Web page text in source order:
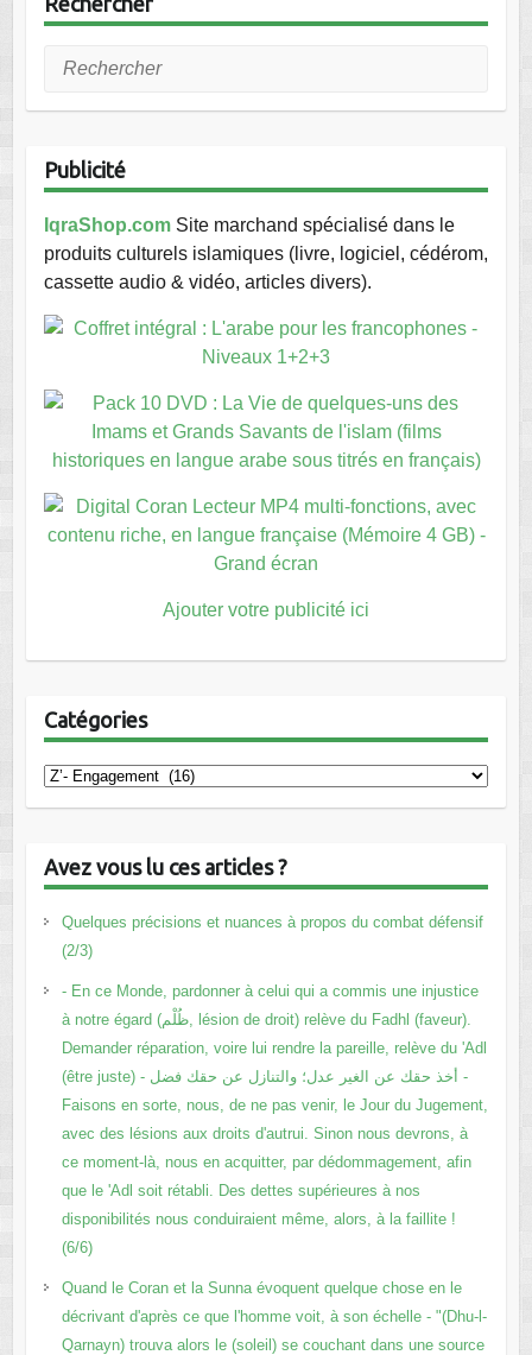
Rechercher
Publicité
IqraShop.comSite marchand spécialisé dans le
produits culturels islamiques (livre, logiciel, cédérom,
cassette audio & vidéo, articles divers).
Ajouter votre publicité ici
Catégories
Catégories
Avez vous lu ces articles ?
Quelques précisions et nuances à propos du combat défensif
(2/3)
- En ce Monde, pardonner à celui qui a commis une injustice
à notre égard (ظُلْم, lésion de droit) relève du Fadhl (faveur).
Demander réparation, voire lui rendre la pareille, relève du 'Adl
(être juste) - أخذ حقك عن الغير عدل؛ والتنازل عن حقك فضل -
Faisons en sorte, nous, de ne pas venir, le Jour du Jugement,
avec des lésions aux droits d'autrui. Sinon nous devrons, à
ce moment-là, nous en acquitter, par dédommagement, afin
que le 'Adl soit rétabli. Des dettes supérieures à nos
disponibilités nous conduiraient même, alors, à la faillite !
(6/6)
Quand le Coran et la Sunna évoquent quelque chose en le
décrivant d'après ce que l'homme voit, à son échelle - "(Dhu-l-
Qarnayn) trouva alors le (soleil) se couchant dans une source